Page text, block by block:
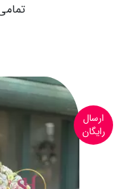
ارسال
رایگان